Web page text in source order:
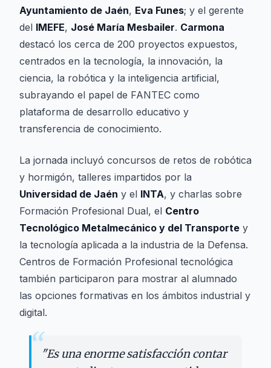
Ayuntamiento de Jaén, Eva Funes; y el gerente
del IMEFE, José María Mesbailer. Carmona
destacó los cerca de 200 proyectos expuestos,
centrados en la tecnología, la innovación, la
ciencia, la robótica y la inteligencia artificial,
subrayando el papel de FANTEC como
plataforma de desarrollo educativo y
transferencia de conocimiento.
La jornada incluyó concursos de retos de robótica
y hormigón, talleres impartidos por la
Universidad de Jaén y el INTA, y charlas sobre
Formación Profesional Dual, el Centro
Tecnológico Metalmecánico y del Transporte y
la tecnología aplicada a la industria de la Defensa.
Centros de Formación Profesional tecnológica
también participaron para mostrar al alumnado
las opciones formativas en los ámbitos industrial y
digital.
“"Es una enorme satisfacción contar